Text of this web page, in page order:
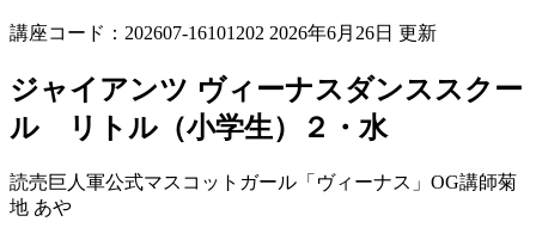
講座コード：202607-16101202 2026年6月26日 更新
ジャイアンツ ヴィーナスダンススクー
ル リトル（小学生）２・水
読売巨人軍公式マスコットガール「ヴィーナス」OG講師菊
地 あや